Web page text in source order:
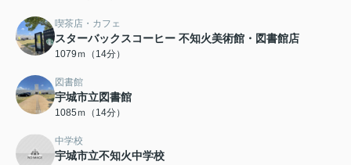
喫茶店・カフェ
スターバックスコーヒー 不知火美術館・図書館店
1079ｍ（14分）
図書館
宇城市立図書館
1085ｍ（14分）
中学校
宇城市立不知火中学校